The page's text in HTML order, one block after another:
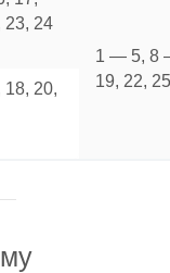
23, 24
1 — 5, 8
19, 22,
18, 20,